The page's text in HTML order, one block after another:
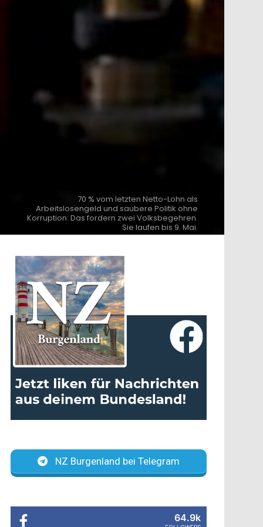
70 % vom letzten Netto-Lohn als
Arbeitslosengeld und saubere Politik ohne
Korruption: Das fordern zwei Volksbegehren.
Sie laufen bis 9. Mai.
NZ Burgenland bei Telegram
64.9k